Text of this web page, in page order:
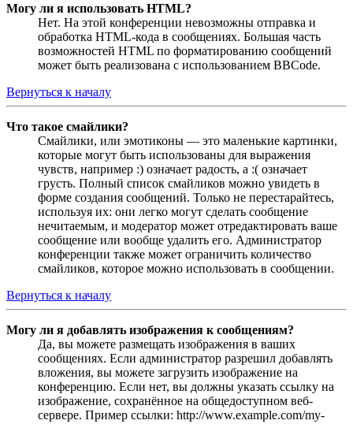
Могу ли я использовать HTML?
Нет. На этой конференции невозможны отправка и
обработка HTML-кода в сообщениях. Большая часть
возможностей HTML по форматированию сообщений
может быть реализована с использованием BBCode.
Вернуться к началу
Что такое смайлики?
Смайлики, или эмотиконы — это маленькие картинки,
которые могут быть использованы для выражения
чувств, например :) означает радость, а :( означает
грусть. Полный список смайликов можно увидеть в
форме создания сообщений. Только не перестарайтесь,
используя их: они легко могут сделать сообщение
нечитаемым, и модератор может отредактировать ваше
сообщение или вообще удалить его. Администратор
конференции также может ограничить количество
смайликов, которое можно использовать в сообщении.
Вернуться к началу
Могу ли я добавлять изображения к сообщениям?
Да, вы можете размещать изображения в ваших
сообщениях. Если администратор разрешил добавлять
вложения, вы можете загрузить изображение на
конференцию. Если нет, вы должны указать ссылку на
изображение, сохранённое на общедоступном веб-
сервере. Пример ссылки: http://www.example.com/my-